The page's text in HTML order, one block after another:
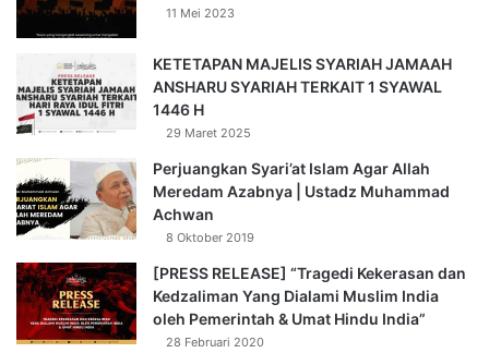
11 Mei 2023
KETETAPAN MAJELIS SYARIAH JAMAAH
ANSHARU SYARIAH TERKAIT 1 SYAWAL
1446 H
29 Maret 2025
Perjuangkan Syari’at Islam Agar Allah
Meredam Azabnya | Ustadz Muhammad
Achwan
8 Oktober 2019
[PRESS RELEASE] “Tragedi Kekerasan dan
Kedzaliman Yang Dialami Muslim India
oleh Pemerintah & Umat Hindu India”
28 Februari 2020